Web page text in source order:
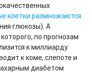
клетки размножаются
глюкозы). А
по прогнозам
к миллиарду
к коме, слепоте и
диабетом